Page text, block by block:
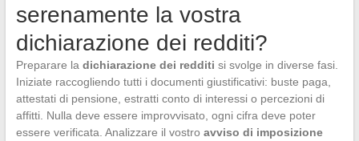
serenamente la vostra
dichiarazione dei redditi?
Preparare la dichiarazione dei redditi si svolge in diverse fasi.
Iniziate raccogliendo tutti i documenti giustificativi: buste paga,
attestati di pensione, estratti conto di interessi o percezioni di
affitti. Nulla deve essere improvvisato, ogni cifra deve poter
essere verificata. Analizzare il vostro avviso di imposizione